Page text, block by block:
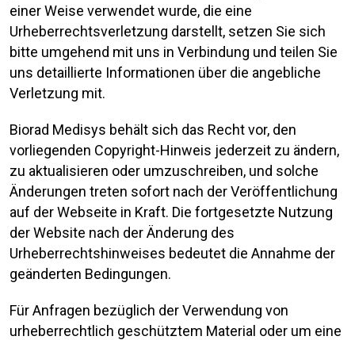
einer Weise verwendet wurde, die eine
Urheberrechtsverletzung darstellt, setzen Sie sich
bitte umgehend mit uns in Verbindung und teilen Sie
uns detaillierte Informationen über die angebliche
Verletzung mit.
Biorad Medisys behält sich das Recht vor, den
vorliegenden Copyright-Hinweis jederzeit zu ändern,
zu aktualisieren oder umzuschreiben, und solche
Änderungen treten sofort nach der Veröffentlichung
auf der Webseite in Kraft. Die fortgesetzte Nutzung
der Website nach der Änderung des
Urheberrechtshinweises bedeutet die Annahme der
geänderten Bedingungen.
Für Anfragen bezüglich der Verwendung von
urheberrechtlich geschütztem Material oder um eine